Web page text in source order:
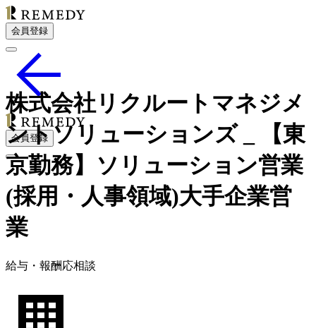
会員登録
会員登録
株式会社リクルートマネジメ
ントソリューションズ _ 【東
京勤務】ソリューション営業
(採用・人事領域)大手企業営
業
給与・ 報酬応相談